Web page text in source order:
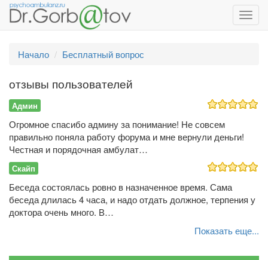
Начало
Бесплатный вопрос
отзывы пользователей
Админ
Огромное спасибо админу за понимание! Не совсем
правильно поняла работу форума и мне вернули деньги!
Честная и порядочная амбулат…
Скайп
Беседа состоялась ровно в назначенное время. Сама
беседа длилась 4 часа, и надо отдать должное, терпения у
доктора очень много. В…
Показать еще...